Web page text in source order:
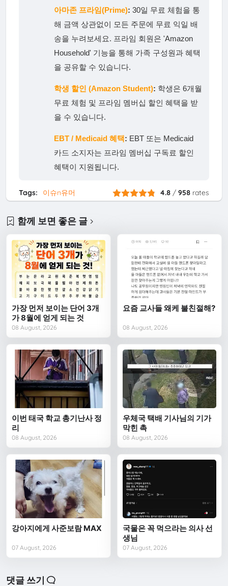
아마존 프라임(Prime): 30일 무료 체험을 통
해 금액 상관없이 모든 주문에 무료 익일 배
송을 누려보세요. 프라임 회원은 'Amazon
Household' 기능을 통해 가족 구성원과 혜택
을 공유할 수 있습니다.
학생 할인 (Amazon Student): 학생은 6개월
무료 체험 및 프라임 멤버십 할인 혜택을 받
을 수 있습니다.
EBT / Medicaid 혜택: EBT 또는 Medicaid
카드 소지자는 프라임 멤버십 구독료 할인
혜택이 지원됩니다.
Tags: 이슈n유머 4.8 /958 rates
함께 보면 좋은 글
가장 먼저 보이는 단어 3개
가 8월에 얻게 되는 것
08 August, 2026
요즘 교사들 왜케 불친절해?
08 August, 2026
이번 태국 학교 총기난사 정
리
08 August, 2026
우체국 택배 기사님의 기가
막힌 촉
08 August, 2026
강아지에게 사준보람 MAX
07 August, 2026
국물은 꼭 먹으라는 의사 선
생님
07 August, 2026
댓글 쓰기